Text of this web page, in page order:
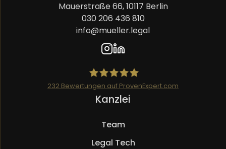
Mauerstraße 66, 10117 Berlin
030 206 436 810
info@mueller.legal
Mueller.legal
232 Bewertungen auf ProvenExpert.com
Kanzlei
Team
Legal Tech